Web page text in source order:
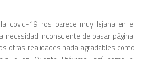
covid-19 nos parece muy lejana en el
necesidad inconsciente de pasar página.
otras realidades nada agradables como